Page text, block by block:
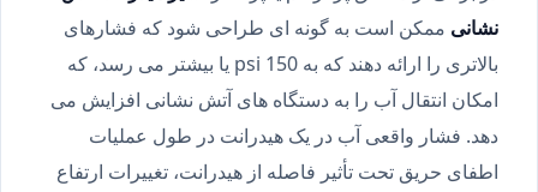
نشانیممکن است به گونه ای طراحی شود که فشارهای
بالاتری را ارائه دهند که به psi 150 یا بیشتر می رسد، که
امکان انتقال آب را به دستگاه های آتش نشانی افزایش می
دهد. فشار واقعی آب در یک هیدرانت در طول عملیات
اطفای حریق تحت تأثیر فاصله از هیدرانت، تغییرات ارتفاع